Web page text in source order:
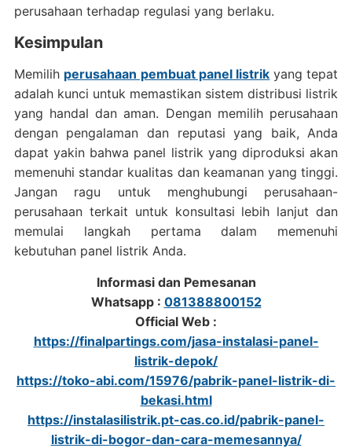
perusahaan terhadap regulasi yang berlaku.
Kesimpulan
Memilih perusahaan pembuat panel listrik yang tepat
adalah kunci untuk memastikan sistem distribusi listrik
yang handal dan aman. Dengan memilih perusahaan
dengan pengalaman dan reputasi yang baik, Anda
dapat yakin bahwa panel listrik yang diproduksi akan
memenuhi standar kualitas dan keamanan yang tinggi.
Jangan ragu untuk menghubungi perusahaan-
perusahaan terkait untuk konsultasi lebih lanjut dan
memulai langkah pertama dalam memenuhi
kebutuhan panel listrik Anda.
Informasi dan Pemesanan
Whatsapp : 081388800152
Official Web :
https://finalpartings.com/jasa-instalasi-panel-
listrik-depok/
https://toko-abi.com/15976/pabrik-panel-listrik-di-
bekasi.html
https://instalasilistrik.pt-cas.co.id/pabrik-panel-
listrik-di-bogor-dan-cara-memesannya/